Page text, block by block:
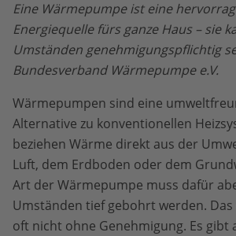
Eine Wärmepumpe ist eine
Energiequelle fürs ganze Haus – sie
Umständen genehmigungspflichtig
Bundesverband Wärmepumpe e.V.
Wärmepumpen sind eine
Alternative zu konventionellen
beziehen Wärme direkt aus der
Luft, dem Erdboden oder dem
Art der Wärmepumpe muss dafür
Umständen tief gebohrt werden.
oft nicht ohne Genehmigung. Es gibt